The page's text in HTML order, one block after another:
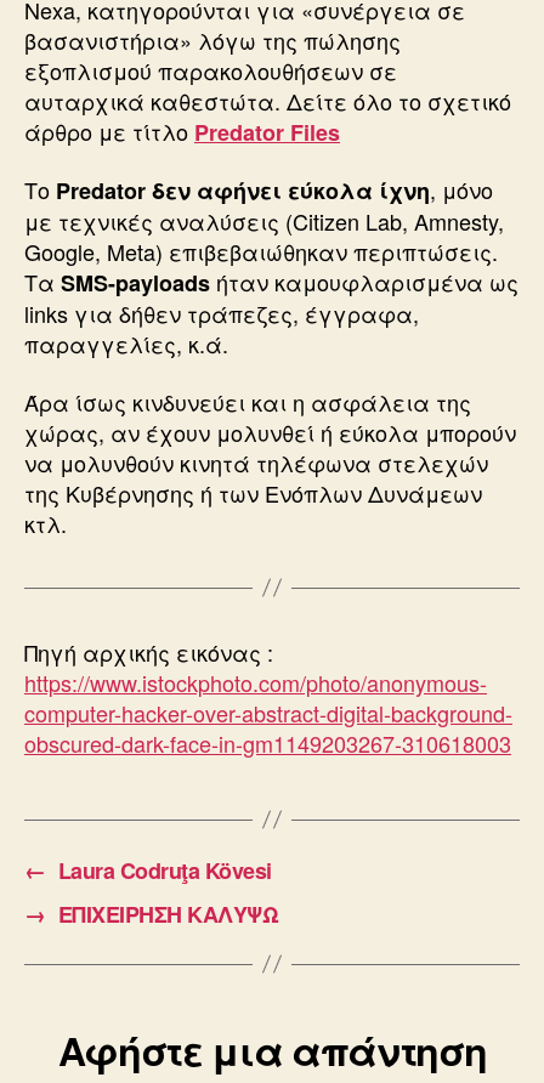
Nexa, κατηγορούνται για «συνέργεια σε
βασανιστήρια» λόγω της πώλησης
εξοπλισμού παρακολουθήσεων σε
αυταρχικά καθεστώτα. Δείτε όλο το σχετικό
άρθρο με τίτλο Predator Files
Το Predator δεν αφήνει εύκολα ίχνη, μόνο
με τεχνικές αναλύσεις (Citizen Lab, Amnesty,
Google, Meta) επιβεβαιώθηκαν περιπτώσεις.
Τα SMS-payloads ήταν καμουφλαρισμένα ως
links για δήθεν τράπεζες, έγγραφα,
παραγγελίες, κ.ά.
Άρα ίσως κινδυνεύει και η ασφάλεια της
χώρας, αν έχουν μολυνθεί ή εύκολα μπορούν
να μολυνθούν κινητά τηλέφωνα στελεχών
της Κυβέρνησης ή των Ενόπλων Δυνάμεων
κτλ.
Πηγή αρχικής εικόνας :
https://www.istockphoto.com/photo/anonymous-
computer-hacker-over-abstract-digital-background-
obscured-dark-face-in-gm1149203267-310618003
← Laura Codruţa Kövesi
→ ΕΠΙΧΕΙΡΗΣΗ ΚΑΛΥΨΩ
Αφήστε μια απάντηση